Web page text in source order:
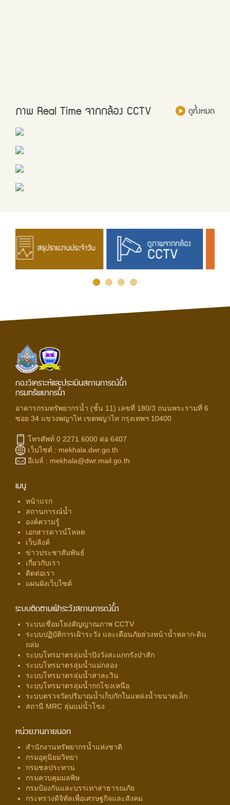
ภาพ Real Time จากกล้อง CCTV ดูทั้งหมด
กองวิเคราะห์และประเมินสถานการณ์น้ำ
กรมทรัพยากรน้ำ
อาคารกรมทรัพยากรน้ำ (ชั้น 11) เลขที่ 180/3 ถนนพระรามที่ 6
ซอย 34 แขวงพญาไท เขตพญาไท กรุงเทพฯ 10400
โทรศัพท์ 0 2271 6000 ต่อ 6407
เว็บไซต์ : mekhala.dwr.go.th
อีเมล์ : mekhala@dwr.mail.go.th
เมนู
หน้าแรก
สถานการณ์น้ำ
องค์ความรู้
เอกสารดาวน์โหลด
เว็บลิงค์
ข่าวประชาสัมพันธ์
เกี่ยวกับเรา
ติดต่อเรา
แผนผังเว็บไซต์
ระบบติดตามเฝ้าระวังสถานการณ์น้ำ
ระบบเชื่อมโยงสัญญาณภาพ CCTV
ระบบปฏิบัติการเฝ้าระวัง และเตือนภัยล่วงหน้าน้ำหลาก-ดิน
ถล่ม
ระบบโทรมาตรลุ่มน้ำปิงวังสะแกกรังป่าสัก
ระบบโทรมาตรลุ่มน้ำแม่กลอง
ระบบโทรมาตรลุ่มน้ำสาละวิน
ระบบโทรมาตรลุ่มน้ำกกโขงเหนือ
ระบบตรวจวัดปริมาณน้ำเก็บกักในแหล่งน้ำขนาดเล็ก
สถานี MRC ลุ่มแม่น้ำโขง
หน่วยงานภายนอก
สำนักงานทรัพยากรน้ำแห่งชาติ
กรมอุตุนิยมวิทยา
กรมชลประทาน
กรมควบคุมมลพิษ
กรมป้องกันและบรรเทาสาธารณภัย
กระทรวงดิจิทัลเพื่อเศรษฐกิจและสังคม